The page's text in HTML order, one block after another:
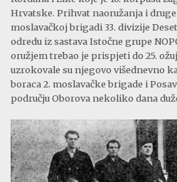
Hrvatske. Prihvat naoružanja i
moslavačkoj brigadi 33. divizije
odredu iz sastava Istočne grupe
oružjem trebao je prispjeti do 25.
uzrokovale su njegovo višednevno
boraca 2. moslavačke brigade i
području Oborova nekoliko dana